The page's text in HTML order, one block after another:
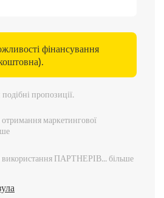
фінансування
пропозиції.
маркетингової
ПАРТНЕРІВ...більше